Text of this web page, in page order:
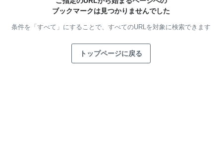
ブックマークは見つかりませんでした
条件を「すべて」にすることで、 すべてのURLを対象に検索できます
トップページに戻る